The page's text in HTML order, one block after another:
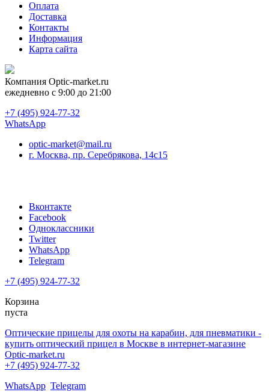
Оплата
Доставка
Контакты
Информация
Карта сайта
Компания Optic-market.ru
ежедневно с 9:00 до 21:00
+7 (495) 924-77-32
WhatsApp
optic-market@mail.ru
г. Москва, пр. Серебрякова, 14с15
Вконтакте
Facebook
Одноклассники
Twitter
WhatsApp
Telegram
+7 (495) 924-77-32
Корзина
пуста
Оптические прицелы для охоты на карабин, для пневматики -
купить оптический прицел в Москве в интернет-магазине
Optic-market.ru
+7 (495) 924-77-32
WhatsApp Telegram